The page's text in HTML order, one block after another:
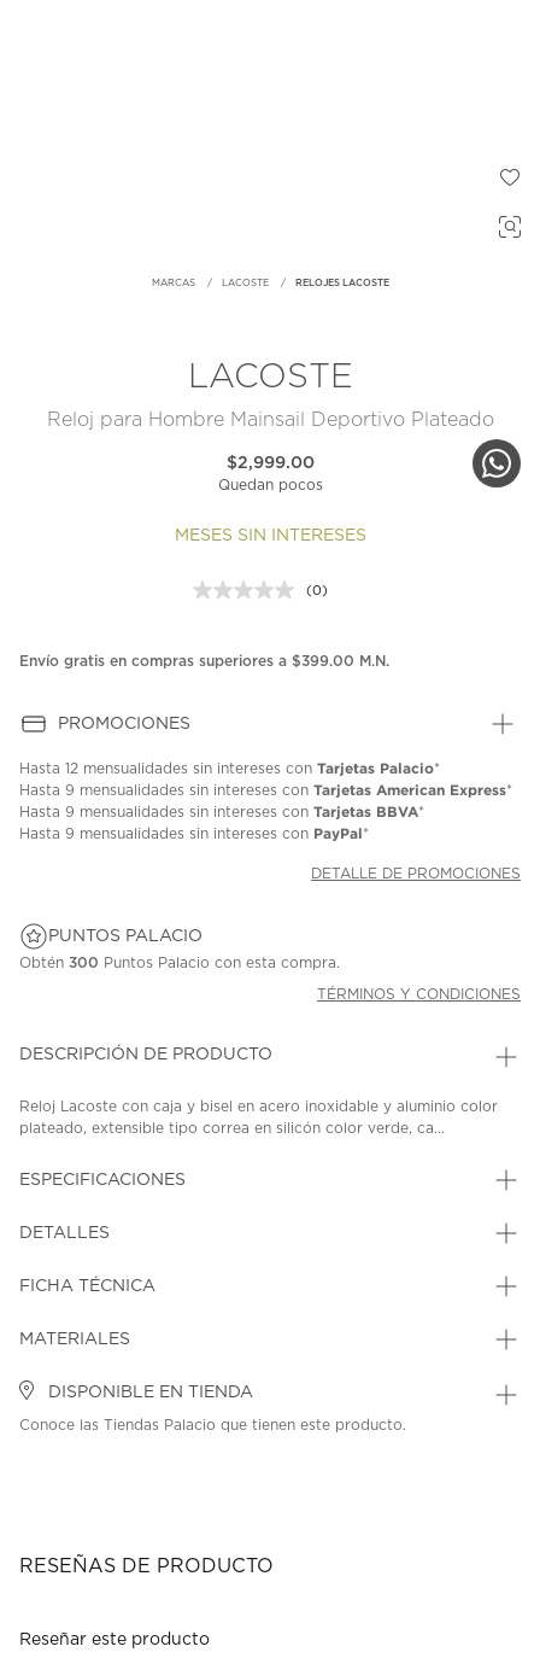
MARCAS LACOSTE RELOJES LACOSTE
LACOSTE
Reloj para Hombre Mainsail Deportivo Plateado
$2,999.00
Quedan pocos
MESES SIN INTERESES
Sin
en
(0)
Envío gratis en compras superiores a $399.00 M.N.
PROMOCIONES
Hasta 12 mensualidades sin intereses con Tarjetas Palacio*
Hasta 9 mensualidades sin intereses con Tarjetas American Express*
Hasta 9 mensualidades sin intereses con Tarjetas BBVA*
Hasta 9 mensualidades sin intereses con PayPal*
DETALLE DE PROMOCIONES
PUNTOS PALACIO
Obtén 300 Puntos Palacio con esta compra.
TÉRMINOS Y CONDICIONES
DESCRIPCIÓN DE PRODUCTO
Reloj Lacoste con caja y bisel en acero inoxidable y aluminio color
plateado, extensible tipo correa en silicón color verde, ca...
ESPECIFICACIONES
DETALLES
FICHA TÉCNICA
MATERIALES
DISPONIBLE EN TIENDA
Conoce las Tiendas Palacio que tienen este producto.
RESEÑAS DE PRODUCTO
Reseñar este producto